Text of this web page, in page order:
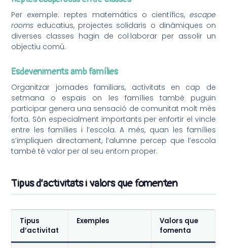
Per exemple: reptes matemàtics o científics, escape
rooms educatius, projectes solidaris o dinàmiques on
diverses classes hagin de col·laborar per assolir un
objectiu comú.
Esdeveniments amb famílies
Organitzar jornades familiars, activitats en cap de
setmana o espais on les famílies també puguin
participar genera una sensació de comunitat molt més
forta. Són especialment importants per enfortir el vincle
entre les famílies i l’escola. A més, quan les famílies
s’impliquen directament, l’alumne percep que l’escola
també té valor per al seu entorn proper.
Tipus d’activitats i valors que fomenten
Tipus
d’activitat
Exemples
Valors que
fomenta